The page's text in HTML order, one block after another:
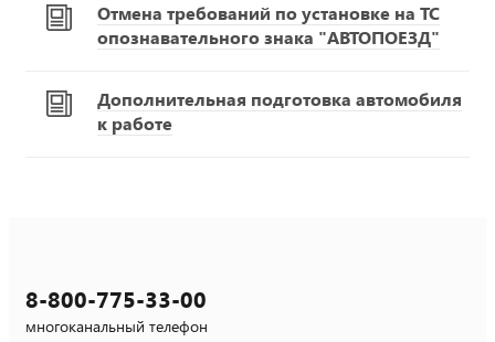
Отмена требований по установке на ТС
опознавательного знака "АВТОПОЕЗД"
Дополнительная подготовка автомобиля
к работе
8-800-775-33-00
многоканальный телефон